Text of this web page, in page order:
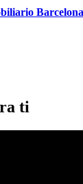
Barcelona
ti